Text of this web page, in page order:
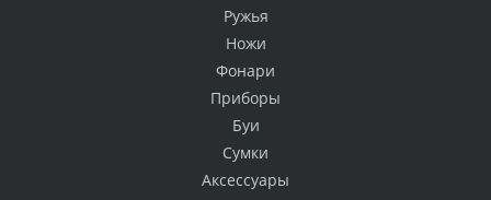
Ружья
Ножи
Фонари
Приборы
Буи
Сумки
Аксессуары